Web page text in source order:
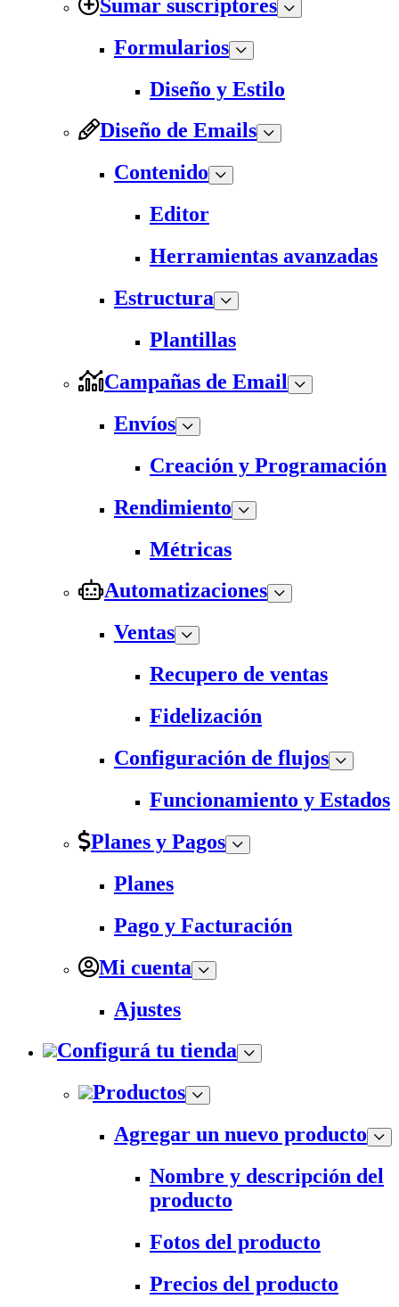
Sumar suscriptores
Formularios
Diseño y Estilo
Diseño de Emails
Contenido
Editor
Herramientas avanzadas
Estructura
Plantillas
Campañas de Email
Envíos
Creación y Programación
Rendimiento
Métricas
Automatizaciones
Ventas
Recupero de ventas
Fidelización
Configuración de flujos
Funcionamiento y Estados
Planes y Pagos
Planes
Pago y Facturación
Mi cuenta
Ajustes
Configurá tu tienda
Productos
Agregar un nuevo producto
Nombre y descripción del
producto
Fotos del producto
Precios del producto